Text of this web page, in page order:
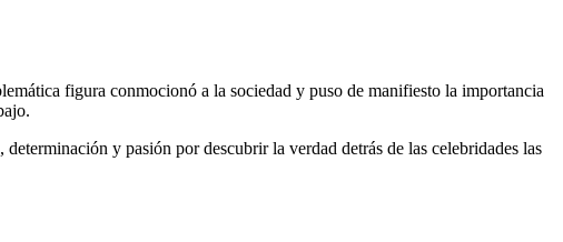
figura conmocionó a la sociedad y puso de manifiesto la importancia
y pasión por descubrir la verdad detrás de las celebridades las